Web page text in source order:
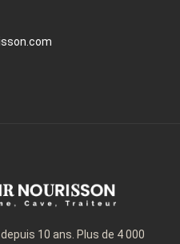
10 ans. Plus de 4 000